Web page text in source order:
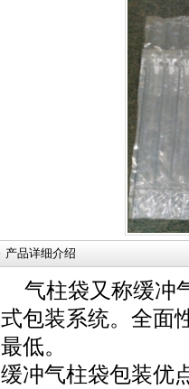
产品详细介绍
气柱袋又称缓冲
式包装系统。全面
最低。
缓冲气柱袋包装优